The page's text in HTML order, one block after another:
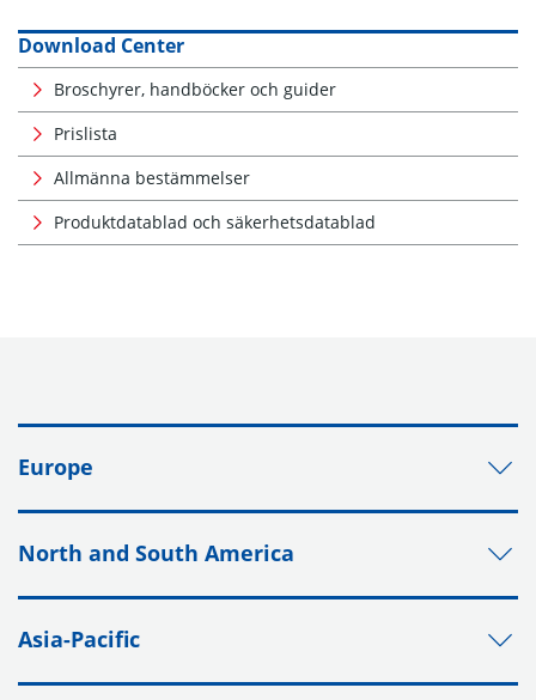
Download Center
Broschyrer, handböcker och guider
Prislista
Allmänna bestämmelser
Produktdatablad och säkerhetsdatablad
Europe
North and South America
Asia-Pacific